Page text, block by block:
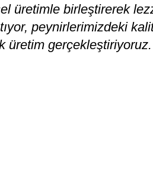
üretimle birleştirerek
peynirlerimizdeki
üretim gerçekleştiriyoruz.